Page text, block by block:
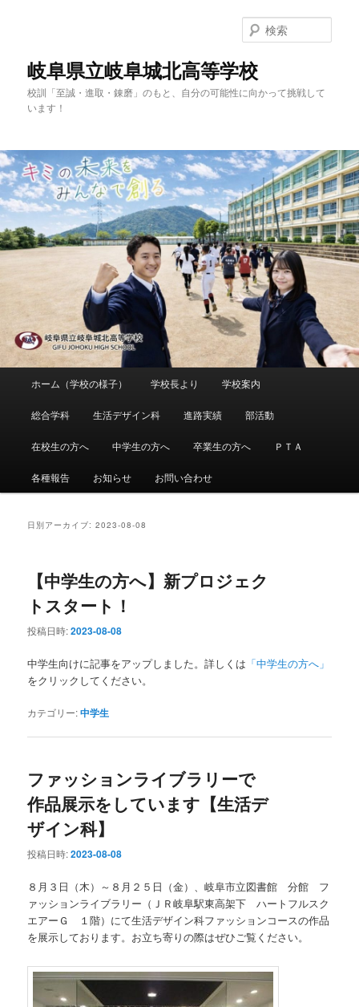
岐阜県立岐阜城北高等学校
校訓「至誠・進取・錬磨」のもと、自分の可能性に向かって挑戦して
います！
索
メ
イ
ン
ン
ン
ツ
へ
サ
ブ
コ
テ
ツ
へ
移
ホーム（学校の様子） 学校長より 学校案内
総合学科 生活デザイン科 進路実績 部活動
在校生の方へ 中学生の方へ 卒業生の方へ ＰＴＡ
各種報告 お知らせ お問い合わせ
日別アーカイブ:2023-08-08
【中学生の方へ】新プロジェク
トスタート！
投稿日時:2023-08-08
中学生向けに記事をアップしました。詳しくは 「中学生の方へ」
をクリックしてください。
カテゴリー:中学生
ファッションライブラリーで
作品展示をしています【生活デ
ザイン科】
投稿日時:2023-08-08
８月３日（木）～８月２５日（金）、岐阜市立図書館 分館 フ
ァッションライブラリー（ＪＲ岐阜駅東高架下 ハートフルスク
エアーＧ １階）にて生活デザイン科ファッションコースの作品
を展示しております。お立ち寄りの際はぜひご覧ください。